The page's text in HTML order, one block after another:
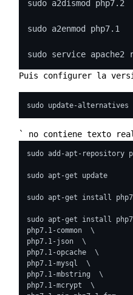
sudo a2dismod php7.2
sudo a2enmod php7.1
sudo service apache2
Puis configurer la
sudo update-
` no contiene texto
sudo add-apt-repository
sudo apt-get update
sudo apt-get install
sudo apt-get install
php7.1-common  \
php7.1-json  \
php7.1-opcache  \
php7.1-mysql  \
php7.1-mbstring  \
php7.1-mcrypt  \